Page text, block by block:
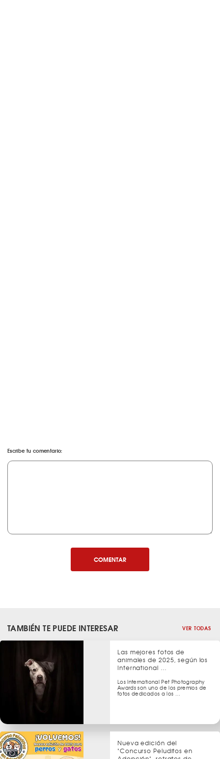
Escribe tu comentario:
COMENTAR
TAMBIÉN TE PUEDE INTERESAR VER TODAS
Las mejores fotos de
animales de 2025, según los
International …
Los International Pet Photography
Awards son uno de los premios de
fotos dedicados a los …
Nueva edición del
"Concurso Peluditos en